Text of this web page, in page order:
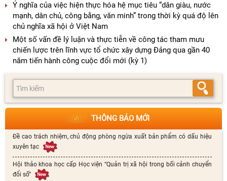
Ý nghĩa của việc hiện thực hóa hệ mục tiêu “dân giàu, nước
mạnh, dân chủ, công bằng, văn minh” trong thời kỳ quá độ lên
chủ nghĩa xã hội ở Việt Nam
Một số vấn đề lý luận và thực tiễn về công tác tham mưu
chiến lược trên lĩnh vực tổ chức xây dựng Đảng qua gần 40
năm tiến hành công cuộc đổi mới (kỳ 1)
THÔNG BÁO MỚI
Đề cao trách nhiệm, chủ động phòng ngừa xuất bản phẩm có dấu hiệu
xuyên tạc
Hội thảo khoa học cấp Học viện “Quản trị xã hội trong bối cảnh chuyển
đổi số”